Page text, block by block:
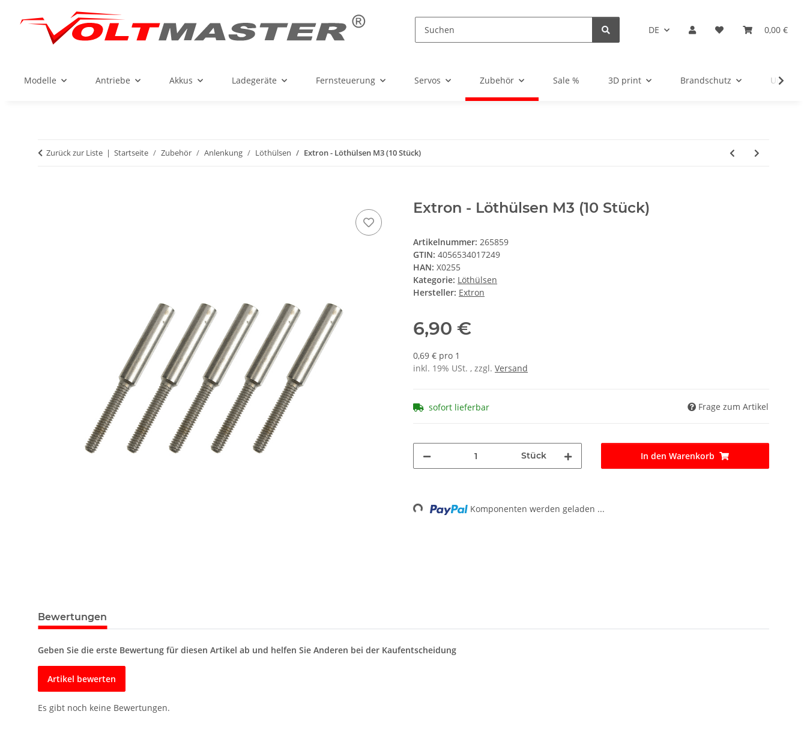
DE 0,00 €
Modelle Antriebe Akkus Ladegeräte Fernsteuerung Servos Zubehör Sale % 3D print Brandschutz
Zurück zur Liste Startseite Zubehör Anlenkung Löthülsen Extron - Löthülsen M3 (10 Stück)
Extron - Löthülsen M3 (10 Stück)
Artikelnummer: 265859
GTIN: 4056534017249
HAN: X0255
Kategorie: Löthülsen
Hersteller: Extron
6,90 €
0,69 € pro 1
inkl. 19% USt. , zzgl. Versand
sofort lieferbar Frage zum Artikel
Stück In den Warenkorb
Loading... Komponenten werden geladen ...
Bewertungen
Geben Sie die erste Bewertung für diesen Artikel ab und helfen Sie Anderen bei der Kaufentscheidung
Artikel bewerten
Es gibt noch keine Bewertungen.